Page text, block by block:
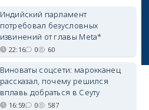
Индийский парламент
потребовал безусловных
извинений от главы Meta*
22:16 0 60
Виноваты соцсети: марокканец
рассказал, почему решился
вплавь добраться в Сеуту
16:59 0 587